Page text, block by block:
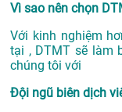
Vì sao nên chọn
Với kinh nghiệm
tại , DTMT sẽ làm
chúng tôi với
Đội ngũ biên dịch